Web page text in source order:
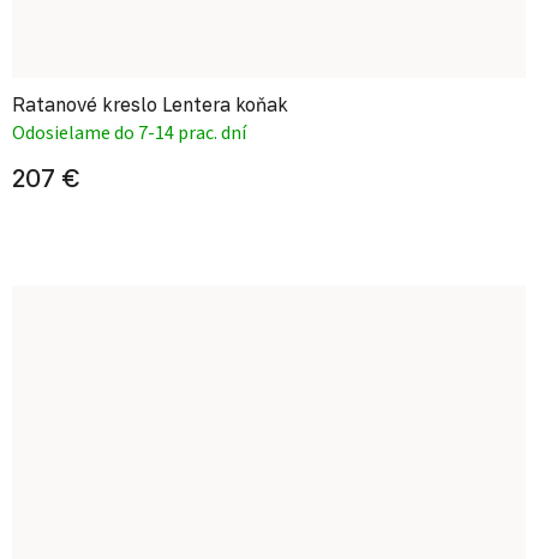
Ratanové kreslo Lentera koňak
Odosielame do 7-14 prac. dní
207 €